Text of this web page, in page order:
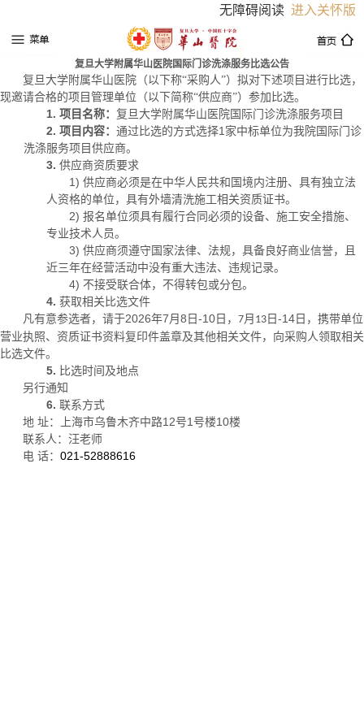
无障碍阅读 进入关怀版
复旦大学附属华山医院国际门诊洗涤服务比选公告
复旦大学附属华山医院（以下称“采购人”）拟对下述项目进行比选，
现邀请合格的项目管理单位（以下简称“供应商”）参加比选。
1. 项目名称： 复旦大学附属华山医院国际门诊洗涤服务项目
2. 项目内容： 通过比选的方式选择1 家中标单位为我院国际门诊
洗涤服务项目供应商。
3. 供应商资质要求
1) 供应商必须是在中华人民共和国境内注册、具有独立法
人资格的单位，具有外墙清洗施工相关资质证书。
2) 报名单位须具有履行合同必须的设备、施工安全措施、
专业技术人员。
3) 供应商须遵守国家法律、法规，具备良好商业信誉，且
近三年在经营活动中没有重大违法、违规记录。
4) 不接受联合体，不得转包或分包。
4. 获取相关比选文件
凡有意参选者，请于2026年7月 8 日 -10 日， 7月 13 日 -14 日，携带单位
营业执照、资质证书资料复印件盖章及其他相关文件，向采购人领取相关
比选文件。
5. 比选时间及地点
另行通知
6. 联系方式
地 址：上海市乌鲁木齐中路12号1 号楼10楼
联系人：汪老师
电 话： 021-52888616